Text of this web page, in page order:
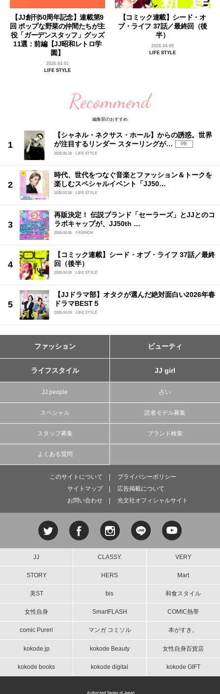
【JJ創刊50周年記念】連載第9
回 ポップな野菜の仲間たちが主
役「ガーデンスタッフ」グッズ
11選：前編【JJ昭和レトロ学
園】
2026.04.01
LIFE STYLE
【コミック連載】シード・オ
ブ・ライフ 37話／最終回（後
半）
2026.04.09
LIFE STYLE
Recommend
編集部のおすすめ
【シャネル・ネクサス・ホール】からの誘惑。世界
が注目するリンダー スターリングが…
PR
2026.06.18
LIFE STYLE
時代、世代をつなぐ音楽とファッション＆トークを
楽しむスペシャルイベント「JJ50…
2026.03.26 LIFE STYLE
再販決定！ 伝説ブランド「セーラーズ」とJJとのコ
ラボキャップが、JJ50th …
2026.04.06 FASHION
【コミック連載】シード・オブ・ライフ 37話／最終
回（後半）
2026.04.09 LIFE STYLE
【JJドラマ部】オタクが選んだ絶対面白い2026年春
ドラマBEST５
2026.04.09 LIFE STYLE
ファッション ビューティ
ライフスタイル JJ girl
JJ people 占い
スペシャル 読者モデル募集
スタッフ募集 ブランド検索
よくある質問
このサイトについて
プライバシーポリシー
サイトマップ
広告掲載について
お問い合わせ
光文社オフィシャルサイト
JJ CLASSY. VERY
STORY HERS Mart
美ST bis 和食スタイル
女性自身 SmartFLASH COMIC熱帯
comic Pureri マンガ コミソル 本がすき。
kokode.jp kokode Beauty 女性自身百貨店
kokode books kokode digital kokode GIFT